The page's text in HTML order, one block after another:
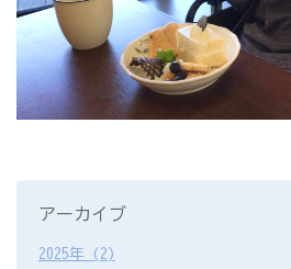
アーカイブ
2025年 (2)